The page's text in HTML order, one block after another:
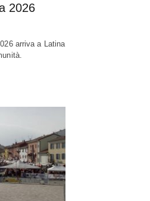
2026
arriva a Latina